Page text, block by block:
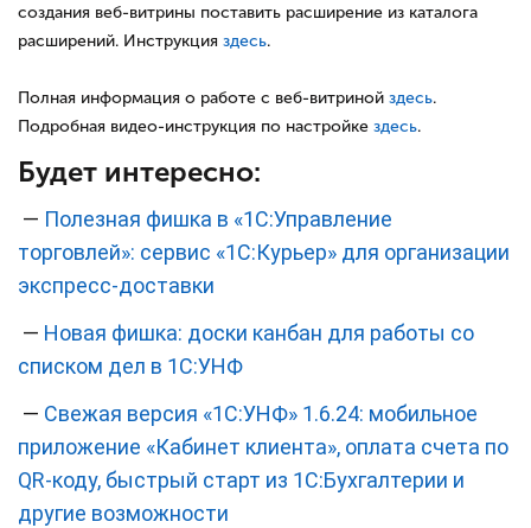
создания веб-витрины поставить расширение из каталога
расширений. Инструкция здесь.
Полная информация о работе с веб-витриной здесь.
Подробная видео-инструкция по настройке здесь.
Будет интересно:
— Полезная фишка в «1С:Управление
торговлей»: сервис «1С:Курьер» для организации
экспресс-доставки
— Новая фишка: доски канбан для работы со
списком дел в 1С:УНФ
— Свежая версия «1С:УНФ» 1.6.24: мобильное
приложение «Кабинет клиента», оплата счета по
QR-коду, быстрый старт из 1С:Бухгалтерии и
другие возможности